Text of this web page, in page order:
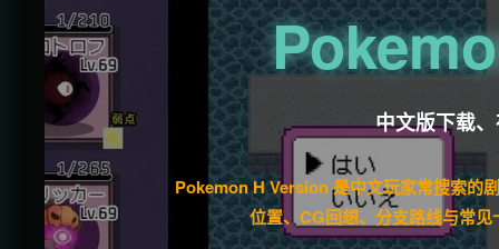
中文版下载
Pokemon H Version 是中文玩家常搜索的
位置、CG回想、分支路线与常